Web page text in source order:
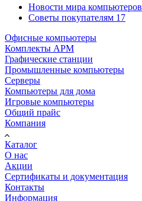
Новости мира компьютеров
Советы покупателям 17
Офисные компьютеры
Комплекты АРМ
Графические станции
Промышленные компьютеры
Серверы
Компьютеры для дома
Игровые компьютеры
Общий прайс
Компания
Каталог
О нас
Акции
Сертификаты и документация
Контакты
Информация